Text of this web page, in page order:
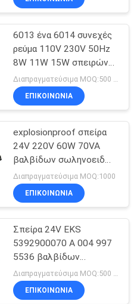
6013 ένα 6014 συνεχές
ρεύμα 110V 230V 50Hz
8W 11W 15W σπειρών
24V βαλβίδων
σωληνοειδών Γ
Διαπραγματεύσιμα MOQ:500 κομμάτια
ΕΠΙΚΟΙΝΩΝΙΑ
explosionproof σπείρα
24V 220V 60W 70VA
βαλβίδων σωληνοειδών
τρυπών 20mm
Διαπραγματεύσιμα MOQ:1000
ΕΠΙΚΟΙΝΩΝΙΑ
Σπείρα 24V EKS
5392900070 Α 004 997
5536 βαλβίδων
σωληνοειδών της
Mercedes-Benz Actros
ΕΠΙΚΟΙΝΩΝΙΑ